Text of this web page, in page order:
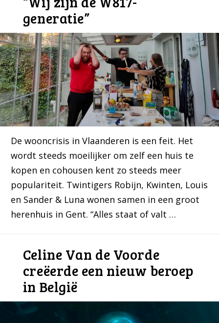
generatie”
De wooncrisis in Vlaanderen is een feit. Het
wordt steeds moeilijker om zelf een huis te
kopen en cohousen kent zo steeds meer
populariteit. Twintigers Robijn, Kwinten, Louis
en Sander & Luna wonen samen in een groot
herenhuis in Gent. “Alles staat of valt …
Celine Van de Voorde
creëerde een nieuw beroep
in België